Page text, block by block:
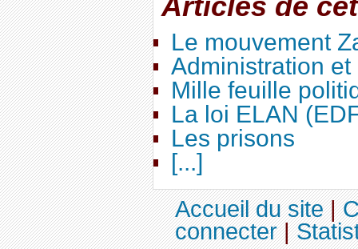
Le mouvement
Administration
Mille feuille
La loi ELAN
Les prisons
[...]
Accueil du site|
connecter|